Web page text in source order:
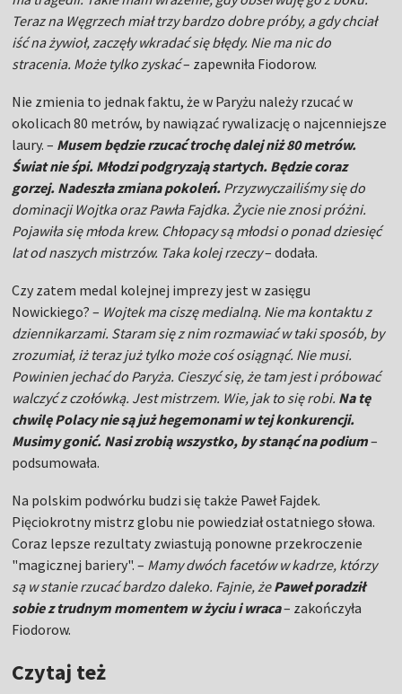
Teraz na Węgrzech miał trzy bardzo dobre próby, a gdy chciał
iść na żywioł, zaczęły wkradać się błędy. Nie ma nic do
stracenia. Może tylko zyskać– zapewniła Fiodorow.
Nie zmienia to jednak faktu, że w Paryżu należy rzucać w
okolicach 80 metrów, by nawiązać rywalizację o najcenniejsze
laury. – Musem będzie rzucać trochę dalej niż 80 metrów.
Świat nie śpi. Młodzi podgryzają startych. Będzie coraz
gorzej. Nadeszła zmiana pokoleń. Przyzwyczailiśmy się do
dominacji Wojtka oraz Pawła Fajdka. Życie nie znosi próżni.
Pojawiła się młoda krew. Chłopacy są młodsi o ponad dziesięć
lat od naszych mistrzów. Taka kolej rzeczy– dodała.
Czy zatem medal kolejnej imprezy jest w zasięgu
Nowickiego? – Wojtek ma ciszę medialną. Nie ma kontaktu z
dziennikarzami. Staram się z nim rozmawiać w taki sposób, by
zrozumiał, iż teraz już tylko może coś osiągnąć. Nie musi.
Powinien jechać do Paryża. Cieszyć się, że tam jest i próbować
walczyć z czołówką. Jest mistrzem. Wie, jak to się robi. Na tę
chwilę Polacy nie są już hegemonami w tej konkurencji.
Musimy gonić. Nasi zrobią wszystko, by stanąć na podium–
podsumowała.
Na polskim podwórku budzi się także Paweł Fajdek.
Pięciokrotny mistrz globu nie powiedział ostatniego słowa.
Coraz lepsze rezultaty zwiastują ponowne przekroczenie
"magicznej bariery". – Mamy dwóch facetów w kadrze, którzy
są w stanie rzucać bardzo daleko. Fajnie, żePaweł poradził
sobie z trudnym momentem w życiu i wraca– zakończyła
Fiodorow.
Czytaj też